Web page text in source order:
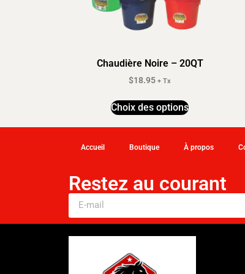
Chaudière Noire – 20QT
$18.95 + Tx
Choix des options
Accueil Boutique À propos
Restez au courant